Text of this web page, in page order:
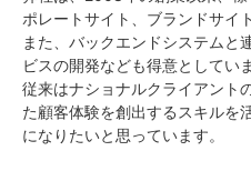
ポレートサイト、ブランドサイ
また、バックエンドシステムと
ビスの開発なども得意としていま
従来はナショナルクライアント
た顧客体験を創出するスキルを
になりたいと思っています。